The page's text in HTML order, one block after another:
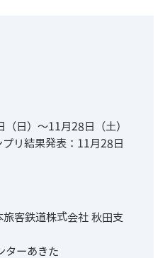
日）〜11月28日（土）
リ結果発表：11月28日
客鉄道株式会社 秋田支
ターあきた